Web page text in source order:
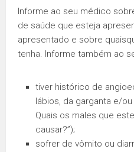
Informe ao seu médico
de saúde que esteja
apresentado e sobre
tenha. Informe também ao
tiver histórico de
lábios, da garganta e/
Quais os males que
causar?”);
sofrer de vômito ou